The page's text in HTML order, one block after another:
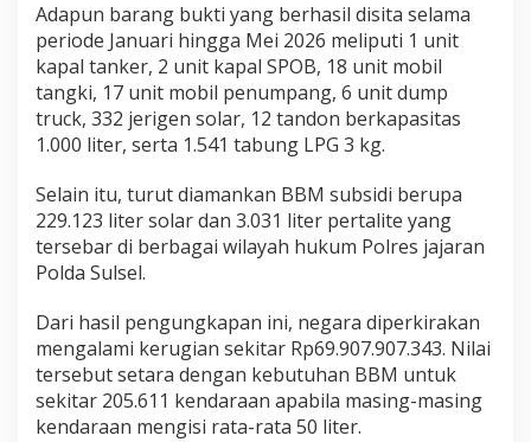
S
u
a
w
e
s
S
e
l
a
Adapun barang bukti yang berhasil disita selama
periode Januari hingga Mei 2026 meliputi 1 unit
kapal tanker, 2 unit kapal SPOB, 18 unit mobil
tangki, 17 unit mobil penumpang, 6 unit dump
truck, 332 jerigen solar, 12 tandon berkapasitas
1.000 liter, serta 1.541 tabung LPG 3 kg.
Selain itu, turut diamankan BBM subsidi berupa
229.123 liter solar dan 3.031 liter pertalite yang
tersebar di berbagai wilayah hukum Polres jajaran
Polda Sulsel.
Dari hasil pengungkapan ini, negara diperkirakan
mengalami kerugian sekitar Rp69.907.907.343. Nilai
tersebut setara dengan kebutuhan BBM untuk
sekitar 205.611 kendaraan apabila masing-masing
kendaraan mengisi rata-rata 50 liter.